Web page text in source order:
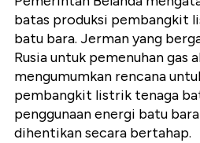
batas produksi pembangkit
batu bara. Jerman yang
Rusia untuk pemenuhan gas
mengumumkan rencana
pembangkit listrik tenaga
penggunaan energi batu
dihentikan secara bertahap.